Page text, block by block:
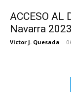
ACCESO AL
Navarra 2023
Victor J. Quesada -